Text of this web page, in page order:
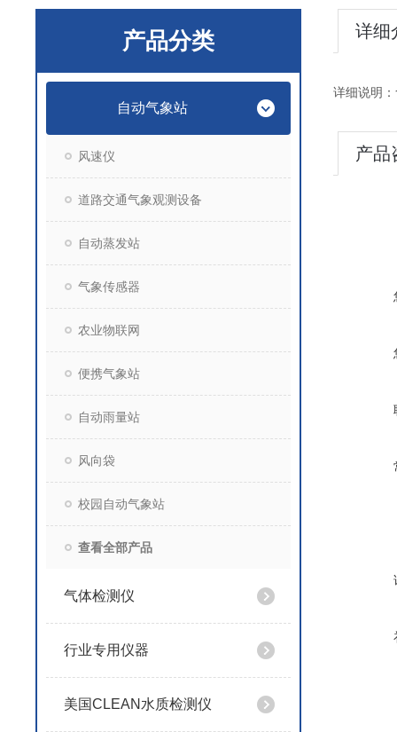
产品分类
自动气象站
风速仪
道路交通气象观测设备
自动蒸发站
气象传感器
农业物联网
便携气象站
自动雨量站
风向袋
校园自动气象站
查看全部产品
气体检测仪
行业专用仪器
美国CLEAN水质检测仪
详细
详细说明：
产品